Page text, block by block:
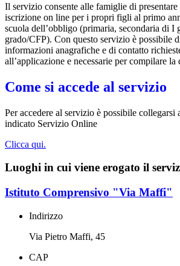
Il servizio consente alle famiglie di presentare
iscrizione on line per i propri figli al primo
scuola dell’obbligo (primaria, secondaria di I
grado/CFP). Con questo servizio è possibile
informazioni anagrafiche e di contatto
all’applicazione e necessarie per compilare
Come si accede al servizio
Per accedere al servizio è possibile
indicato Servizio Online
Clicca qui.
Luoghi in cui viene erogato il
Istituto Comprensivo "Via Maffi"
Indirizzo
Via Pietro Maffi, 45
CAP